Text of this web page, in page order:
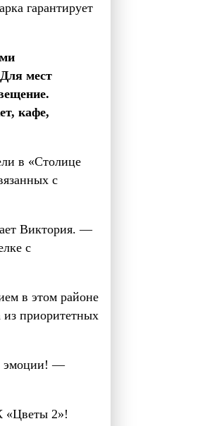
гарантирует
мест
кафе,
в «Столице
с
Виктория. —
с
в этом районе
приоритетных
эмоции! —
«Цветы 2»!